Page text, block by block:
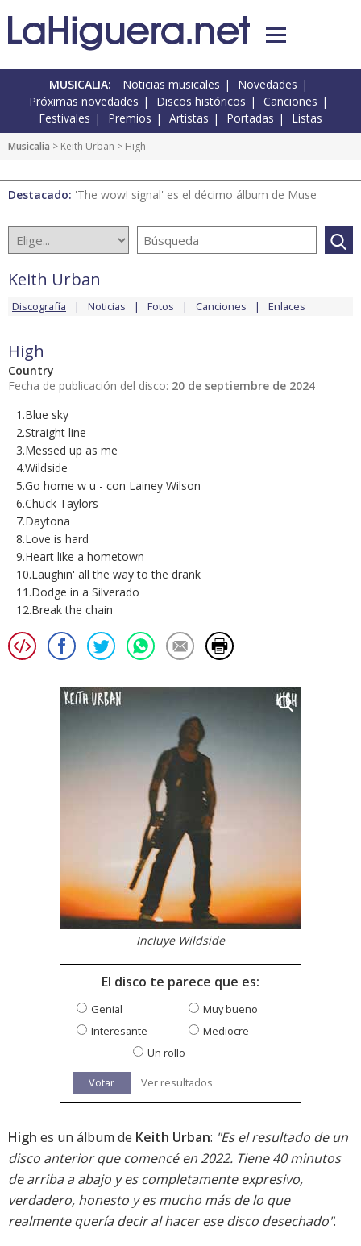
MUSICALIA: Noticias musicales
Novedades
Próximas novedades
Discos históricos
Canciones
Festivales
Premios Artistas Portadas Listas
Musicalia > Keith Urban > High
Destacado: 'The wow! signal' es el décimo álbum de Muse
Keith Urban
Discografía Noticias Fotos Canciones Enlaces
High
Country
Fecha de publicación del disco: 20 de septiembre de 2024
1.Blue sky
2.Straight line
3.Messed up as me
4.Wildside
5.Go home w u - con Lainey Wilson
6.Chuck Taylors
7.Daytona
8.Love is hard
9.Heart like a hometown
10.Laughin' all the way to the drank
11.Dodge in a Silverado
12.Break the chain
Incluye Wildside
El disco te parece que es:
Genial
Muy bueno
Interesante
Mediocre
Un rollo
Votar Ver resultados
High es un álbum de Keith Urban: "Es el resultado de un
disco anterior que comencé en 2022. Tiene 40 minutos
de arriba a abajo y es completamente expresivo,
verdadero, honesto y es mucho más de lo que
realmente quería decir al hacer ese disco desechado".